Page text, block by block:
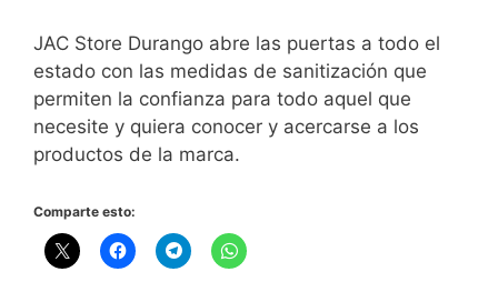
JAC Store Durango abre las puertas a todo el
estado con las medidas de sanitización que
permiten la confianza para todo aquel que
necesite y quiera conocer y acercarse a los
productos de la marca.
Comparte esto: